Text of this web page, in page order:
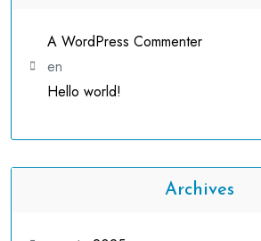
A WordPress Commenter
en
Hello world!
Archives